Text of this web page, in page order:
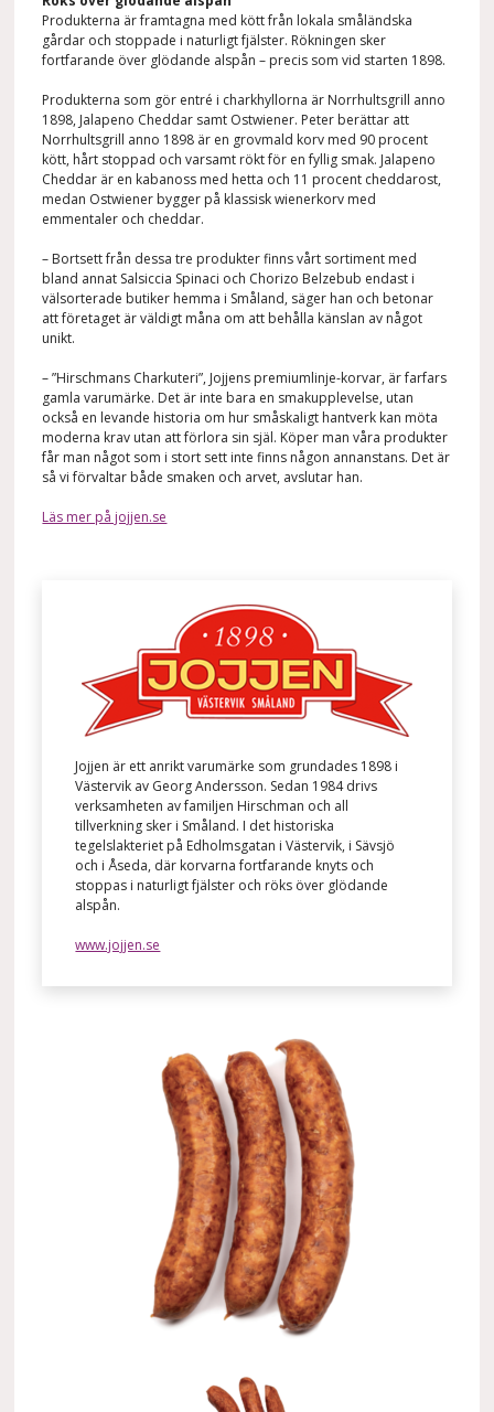
Produkterna är framtagna med kött från lokala småländska
gårdar och stoppade i naturligt fjälster. Rökningen sker
fortfarande över glödande alspån – precis som vid starten 1898.
Produkterna som gör entré i charkhyllorna är Norrhultsgrill anno
1898, Jalapeno Cheddar samt Ostwiener. Peter berättar att
Norrhultsgrill anno 1898 är en grovmald korv med 90 procent
kött, hårt stoppad och varsamt rökt för en fyllig smak. Jalapeno
Cheddar är en kabanoss med hetta och 11 procent cheddarost,
medan Ostwiener bygger på klassisk wienerkorv med
emmentaler och cheddar.
– Bortsett från dessa tre produkter finns vårt sortiment med
bland annat Salsiccia Spinaci och Chorizo Belzebub endast i
välsorterade butiker hemma i Småland, säger han och betonar
att företaget är väldigt måna om att behålla känslan av något
unikt.
– ”Hirschmans Charkuteri”, Jojjens premiumlinje-korvar, är farfars
gamla varumärke. Det är inte bara en smakupplevelse, utan
också en levande historia om hur småskaligt hantverk kan möta
moderna krav utan att förlora sin själ. Köper man våra produkter
får man något som i stort sett inte finns någon annanstans. Det är
så vi förvaltar både smaken och arvet, avslutar han.
Läs mer på jojjen.se
Jojjen är ett anrikt varumärke som grundades 1898 i
Västervik av Georg Andersson. Sedan 1984 drivs
verksamheten av familjen Hirschman och all
tillverkning sker i Småland. I det historiska
tegelslakteriet på Edholmsgatan i Västervik, i Sävsjö
och i Åseda, där korvarna fortfarande knyts och
stoppas i naturligt fjälster och röks över glödande
alspån.
www.jojjen.se